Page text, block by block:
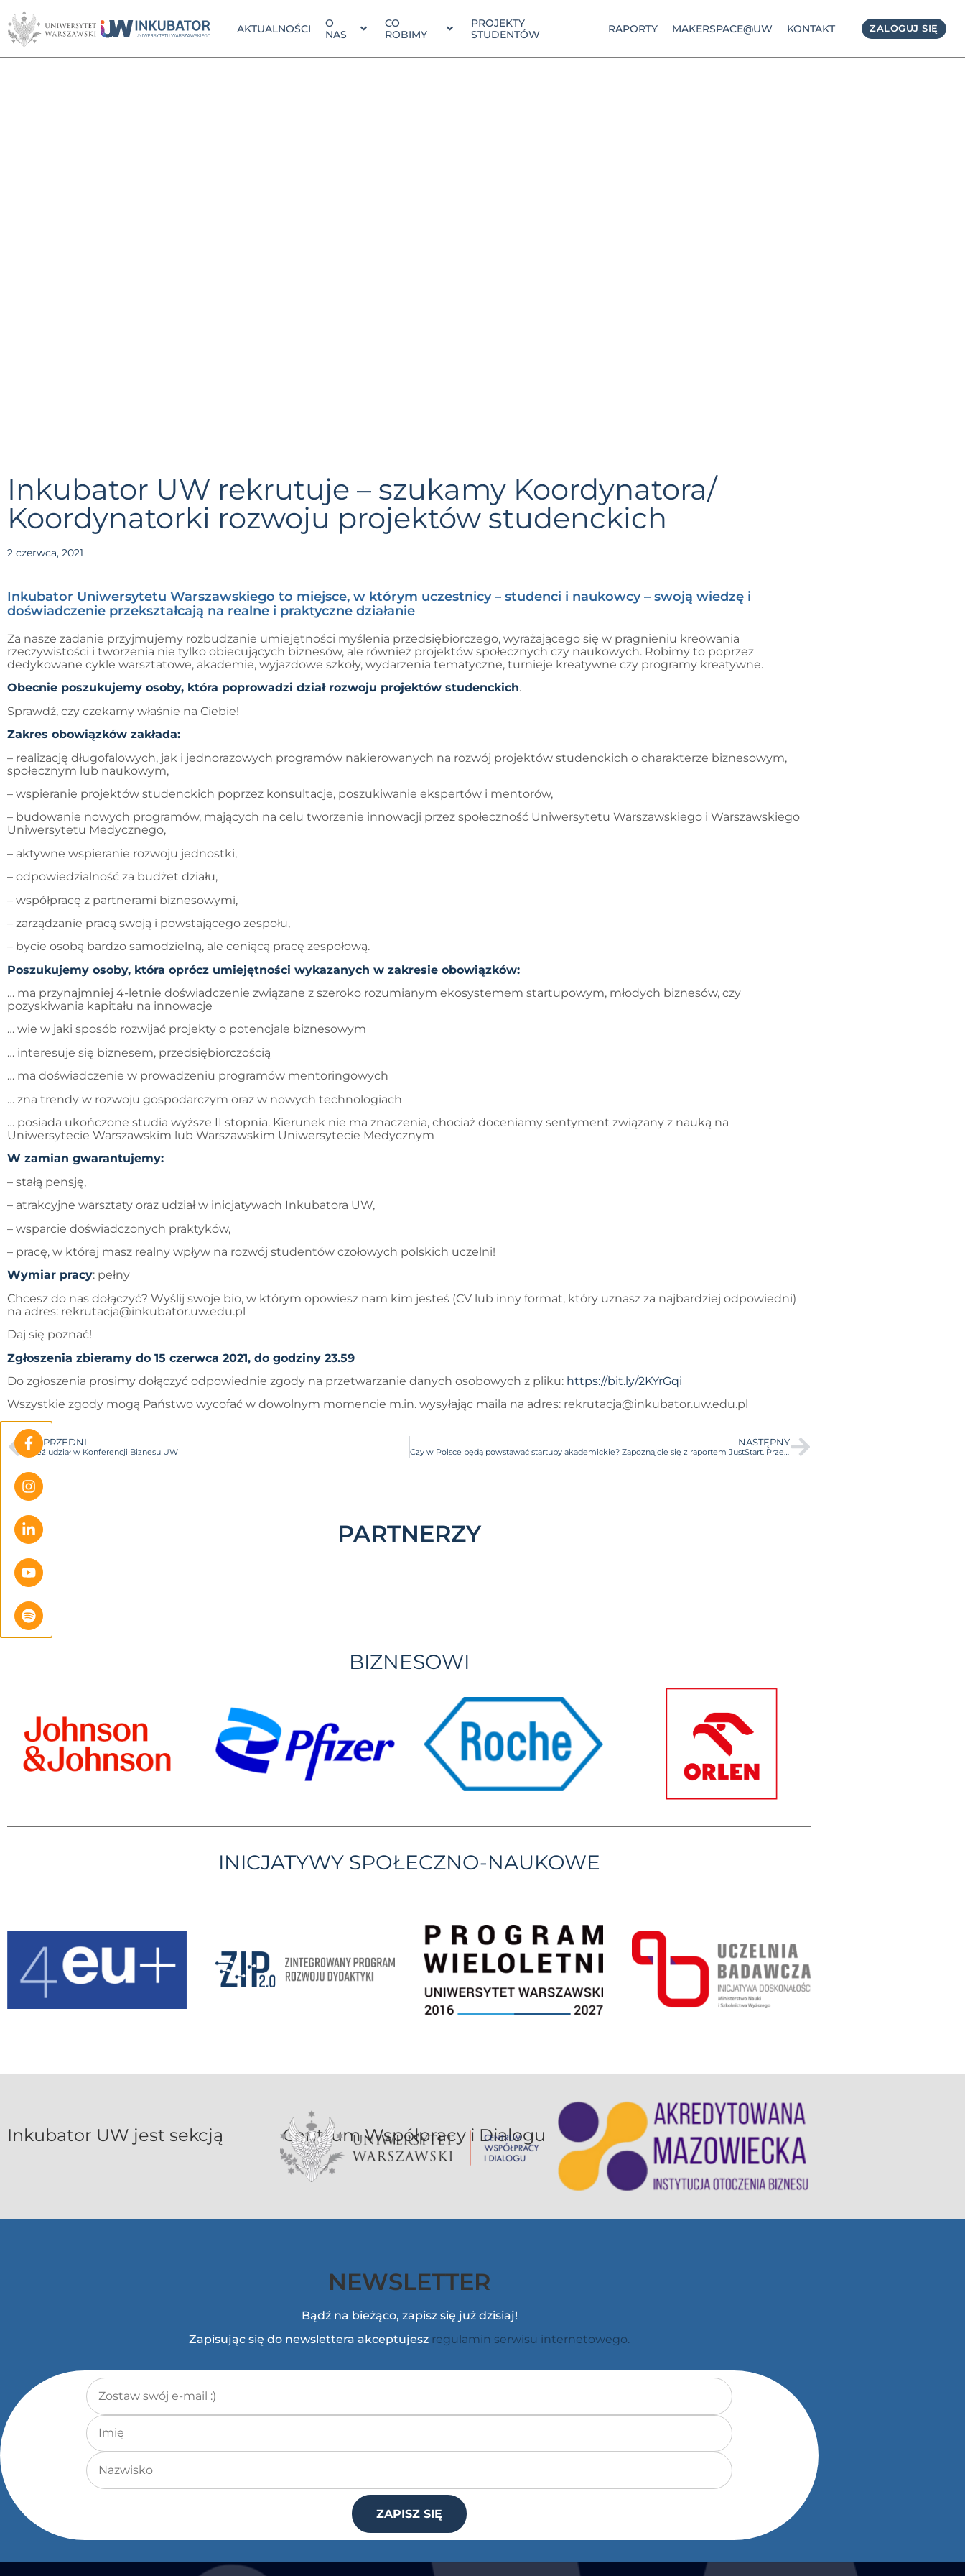
AKTUALNOŚCI
O
NAS
CO
ROBIMY
PROJEKTY
STUDENTÓW
RAPORTY MAKERSPACE@UW KONTAKT ZALOGUJ SIĘ
Inkubator UW rekrutuje – szukamy Koordynatora/
Koordynatorki rozwoju projektów studenckich
2 czerwca, 2021
Inkubator Uniwersytetu Warszawskiego to miejsce, w którym uczestnicy – studenci i naukowcy – swoją wiedzę i
doświadczenie przekształcają na realne i praktyczne działanie
Za nasze zadanie przyjmujemy rozbudzanie umiejętności myślenia przedsiębiorczego, wyrażającego się w pragnieniu kreowania
rzeczywistości i tworzenia nie tylko obiecujących biznesów, ale również projektów społecznych czy naukowych. Robimy to poprzez
dedykowane cykle warsztatowe, akademie, wyjazdowe szkoły, wydarzenia tematyczne, turnieje kreatywne czy programy kreatywne.
Obecnie poszukujemy osoby, która poprowadzi dział rozwoju projektów studenckich.
Sprawdź, czy czekamy właśnie na Ciebie!
Zakres obowiązków zakłada:
– realizację długofalowych, jak i jednorazowych programów nakierowanych na rozwój projektów studenckich o charakterze biznesowym,
społecznym lub naukowym,
– wspieranie projektów studenckich poprzez konsultacje, poszukiwanie ekspertów i mentorów,
– budowanie nowych programów, mających na celu tworzenie innowacji przez społeczność Uniwersytetu Warszawskiego i Warszawskiego
Uniwersytetu Medycznego,
– aktywne wspieranie rozwoju jednostki,
– odpowiedzialność za budżet działu,
– współpracę z partnerami biznesowymi,
– zarządzanie pracą swoją i powstającego zespołu,
– bycie osobą bardzo samodzielną, ale ceniącą pracę zespołową.
Poszukujemy osoby, która oprócz umiejętności wykazanych w zakresie obowiązków:
… ma przynajmniej 4-letnie doświadczenie związane z szeroko rozumianym ekosystemem startupowym, młodych biznesów, czy
pozyskiwania kapitału na innowacje
… wie w jaki sposób rozwijać projekty o potencjale biznesowym
… interesuje się biznesem, przedsiębiorczością
… ma doświadczenie w prowadzeniu programów mentoringowych
… zna trendy w rozwoju gospodarczym oraz w nowych technologiach
… posiada ukończone studia wyższe II stopnia. Kierunek nie ma znaczenia, chociaż doceniamy sentyment związany z nauką na
Uniwersytecie Warszawskim lub Warszawskim Uniwersytecie Medycznym
W zamian gwarantujemy:
– stałą pensję,
– atrakcyjne warsztaty oraz udział w inicjatywach Inkubatora UW,
– wsparcie doświadczonych praktyków,
– pracę, w której masz realny wpływ na rozwój studentów czołowych polskich uczelni!
Wymiar pracy: pełny
Chcesz do nas dołączyć? Wyślij swoje bio, w którym opowiesz nam kim jesteś (CV lub inny format, który uznasz za najbardziej odpowiedni)
na adres: rekrutacja@inkubator.uw.edu.pl
Daj się poznać!
Zgłoszenia zbieramy do 15 czerwca 2021, do godziny 23.59
Do zgłoszenia prosimy dołączyć odpowiednie zgody na przetwarzanie danych osobowych z pliku: https://bit.ly/2KYrGqi
Wszystkie zgody mogą Państwo wycofać w dowolnym momencie m.in. wysyłając maila na adres: rekrutacja@inkubator.uw.edu.pl
POPRZEDNI
Weź udział w Konferencji Biznesu UW
NASTĘPNY
PARTNERZY
BIZNESOWI
INICJATYWY SPOŁECZNO-NAUKOWE
Inkubator UW jest sekcją Centrum Współpracy i Dialogu
NEWSLETTER
Bądź na bieżąco, zapisz się już dzisiaj!
Zapisując się do newslettera akceptujesz regulamin serwisu internetowego.
Adres e-mail*
Imię
Nazwisko
ZAPISZ SIĘ